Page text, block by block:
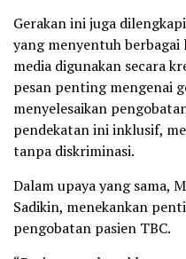
Gerakan ini juga
yang menyentuh berbagai
media digunakan secara
pesan penting mengenai
menyelesaikan
pendekatan ini inklusif,
tanpa diskriminasi.
Dalam upaya yang sama,
Sadikin, menekankan
pengobatan pasien TBC.